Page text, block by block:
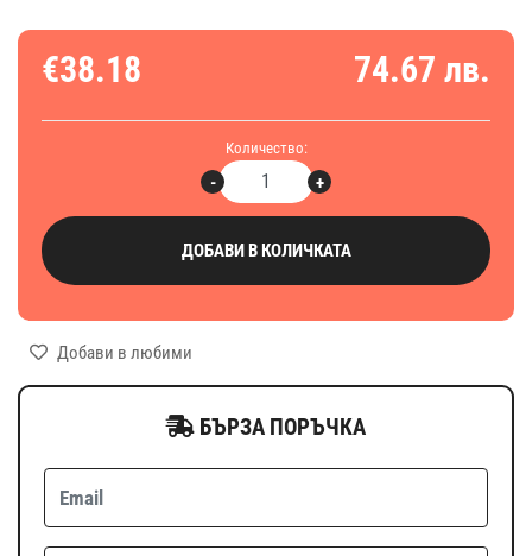
€38.18 74.67 лв.
Количество:
+
-
ДОБАВИ В КОЛИЧКАТА
Добави в любими
БЪРЗА ПОРЪЧКА